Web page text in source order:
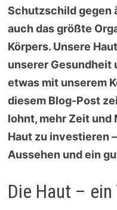
Schutzschild gegen
auch das größte
Körpers. Unsere
unserer Gesundheit
etwas mit unserem
diesem Blog-Post
lohnt, mehr Zeit und
Haut zu investieren
Aussehen und ein
Die Haut –